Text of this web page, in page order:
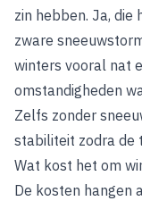
zin hebben. Ja, die
zware
winters vooral nat
omstandigheden
Zelfs zonder
stabiliteit zodra de
Wat kost het om
De kosten hangen